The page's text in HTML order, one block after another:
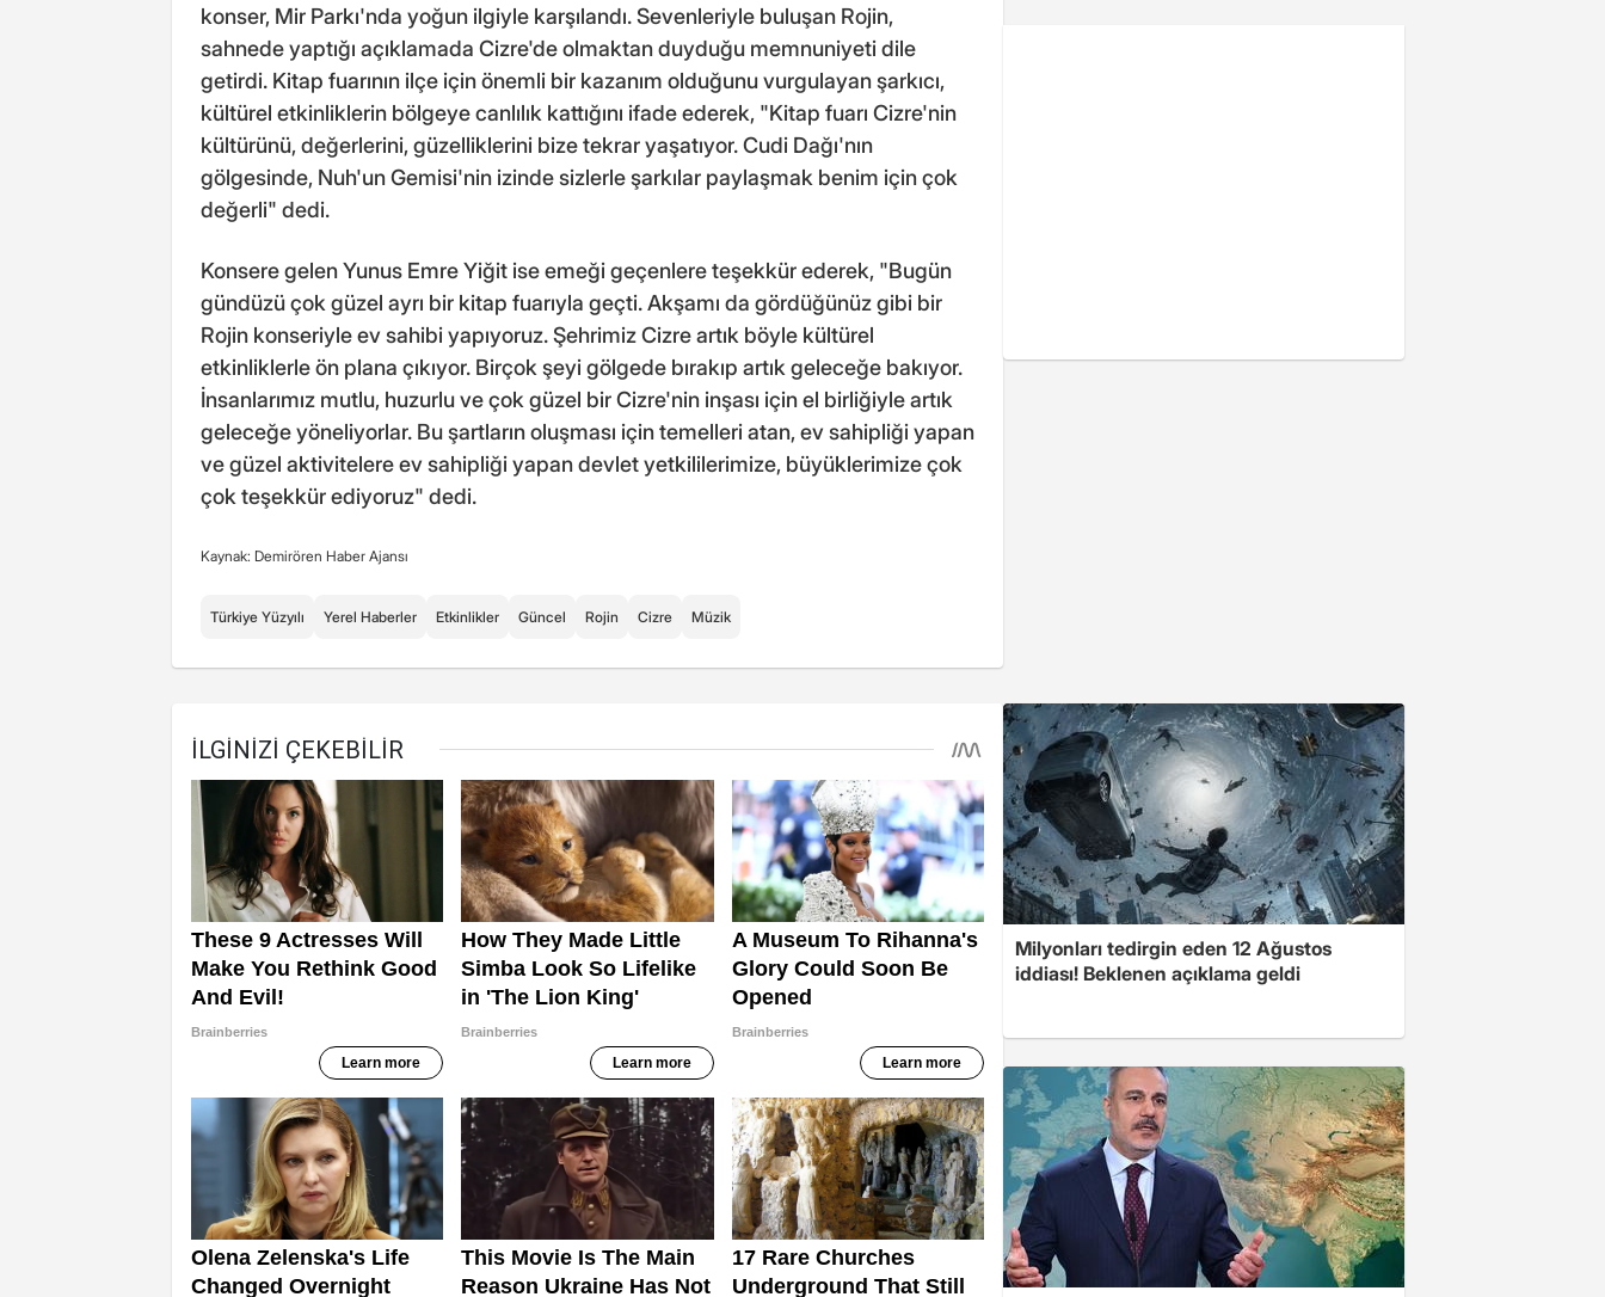
konser, Mir Parkı'nda yoğun ilgiyle karşılandı. Sevenleriyle buluşan Rojin,
sahnede yaptığı açıklamada Cizre'de olmaktan duyduğu memnuniyeti dile
getirdi. Kitap fuarının ilçe için önemli bir kazanım olduğunu vurgulayan şarkıcı,
kültürel etkinliklerin bölgeye canlılık kattığını ifade ederek, "Kitap fuarı Cizre'nin
kültürünü, değerlerini, güzelliklerini bize tekrar yaşatıyor. Cudi Dağı'nın
gölgesinde, Nuh'un Gemisi'nin izinde sizlerle şarkılar paylaşmak benim için çok
değerli" dedi.
Konsere gelen Yunus Emre Yiğit ise emeği geçenlere teşekkür ederek, "Bugün
gündüzü çok güzel ayrı bir kitap fuarıyla geçti. Akşamı da gördüğünüz gibi bir
Rojin konseriyle ev sahibi yapıyoruz. Şehrimiz Cizre artık böyle kültürel
etkinliklerle ön plana çıkıyor. Birçok şeyi gölgede bırakıp artık geleceğe bakıyor.
İnsanlarımız mutlu, huzurlu ve çok güzel bir Cizre'nin inşası için el birliğiyle artık
geleceğe yöneliyorlar. Bu şartların oluşması için temelleri atan, ev sahipliği yapan
ve güzel aktivitelere ev sahipliği yapan devlet yetkililerimize, büyüklerimize çok
çok teşekkür ediyoruz" dedi.
Kaynak: Demirören Haber Ajansı
Türkiye Yüzyılı Yerel Haberler Etkinlikler Güncel Rojin Cizre Müzik
Milyonları tedirgin eden 12 Ağustos
iddiası! Beklenen açıklama geldi